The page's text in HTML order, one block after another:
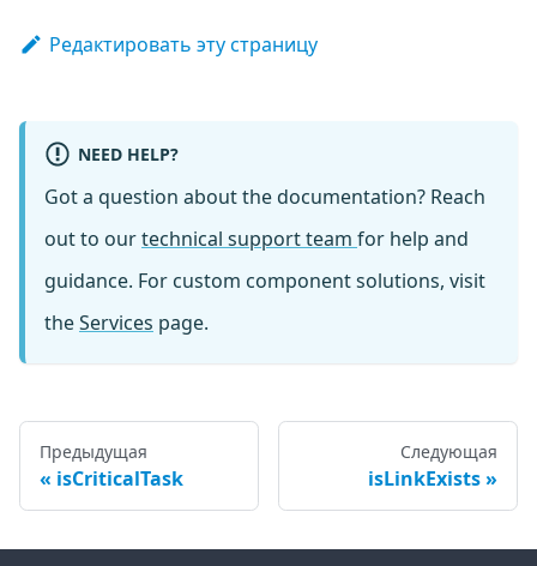
Редактировать эту страницу
NEED HELP?
Got a question about the documentation? Reach
out to ourtechnical support team for help and
guidance. For custom component solutions, visit
theServices page.
Предыдущая
isCriticalTask
Следующая
isLinkExists